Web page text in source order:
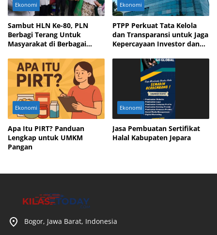
Ekonomi
Sambut HLN Ke-80, PLN
Berbagi Terang Untuk
Masyarakat di Berbagai
Ekonomi
PTPP Perkuat Tata Kelola
dan Transparansi untuk Jaga
Kepercayaan Investor dan
Ekonomi
Apa Itu PIRT? Panduan
Lengkap untuk UMKM
Pangan
Ekonomi
Jasa Pembuatan Sertifikat
Halal Kabupaten Jepara
Bogor, Jawa Barat, Indonesia